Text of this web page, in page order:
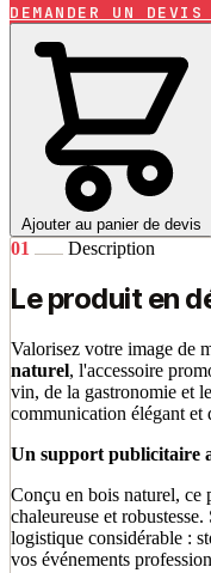
DEMANDER UN
Ajouter au panier de devis
01 Description
Le produit en
Valorisez votre image de
naturel, l'accessoire
vin, de la gastronomie et
communication élégant et
Un support publicitaire
Conçu en bois naturel, ce
chaleureuse et
logistique considérable :
vos événements